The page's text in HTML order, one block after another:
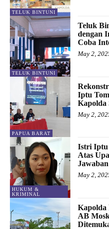
TELUK BINTUNI
TELUK BINTUNI
Teluk
dengan
Coba
May 2,
PAPUA BARAT
Iptu
Kapolda
May 2,
HUKUM &
KRIMINAL
Istri Iptu
Atas
Jawaban
May 2,
Kapolda
AB